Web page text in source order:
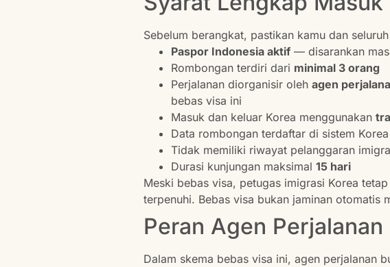
Sebelum berangkat, pastikan kamu dan
Paspor Indonesia aktif— disarankan
Rombongan terdiri dari minimal 3 orang
Perjalanan diorganisir oleh agen
bebas visa ini
Masuk dan keluar Korea menggunakan
Data rombongan terdaftar di sistem Korea
Tidak memiliki riwayat pelanggaran
Durasi kunjungan maksimal 15 hari
Meski bebas visa, petugas imigrasi Korea
terpenuhi. Bebas visa bukan jaminan otomatis
Peran Agen
Dalam skema bebas visa ini, agen perjalanan